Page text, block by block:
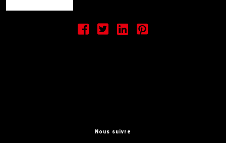
Nous suivre